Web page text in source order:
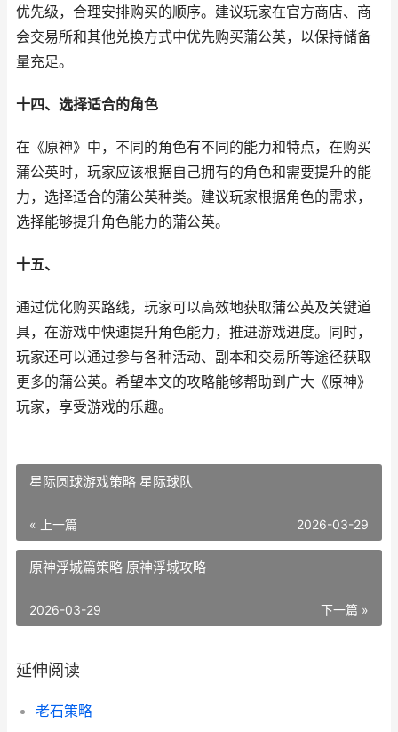
优先级，合理安排购买的顺序。建议玩家在官方商店、商
会交易所和其他兑换方式中优先购买蒲公英，以保持储备
量充足。
十四、选择适合的角色
在《原神》中，不同的角色有不同的能力和特点，在购买
蒲公英时，玩家应该根据自己拥有的角色和需要提升的能
力，选择适合的蒲公英种类。建议玩家根据角色的需求，
选择能够提升角色能力的蒲公英。
十五、
通过优化购买路线，玩家可以高效地获取蒲公英及关键道
具，在游戏中快速提升角色能力，推进游戏进度。同时，
玩家还可以通过参与各种活动、副本和交易所等途径获取
更多的蒲公英。希望本文的攻略能够帮助到广大《原神》
玩家，享受游戏的乐趣。
星际圆球游戏策略 星际球队
« 上一篇 2026-03-29
原神浮城篇策略 原神浮城攻略
下一篇 »
2026-03-29
延伸阅读
老石策略